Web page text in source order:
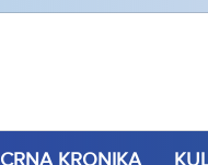
CRNA KRONIKA